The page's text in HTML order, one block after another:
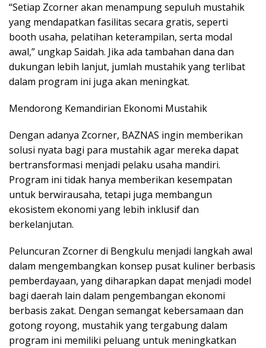
“Setiap Zcorner akan menampung sepuluh mustahik
yang mendapatkan fasilitas secara gratis, seperti
booth usaha, pelatihan keterampilan, serta modal
awal,” ungkap Saidah. Jika ada tambahan dana dan
dukungan lebih lanjut, jumlah mustahik yang terlibat
dalam program ini juga akan meningkat.
Mendorong Kemandirian Ekonomi Mustahik
Dengan adanya Zcorner, BAZNAS ingin memberikan
solusi nyata bagi para mustahik agar mereka dapat
bertransformasi menjadi pelaku usaha mandiri.
Program ini tidak hanya memberikan kesempatan
untuk berwirausaha, tetapi juga membangun
ekosistem ekonomi yang lebih inklusif dan
berkelanjutan.
Peluncuran Zcorner di Bengkulu menjadi langkah awal
dalam mengembangkan konsep pusat kuliner berbasis
pemberdayaan, yang diharapkan dapat menjadi model
bagi daerah lain dalam pengembangan ekonomi
berbasis zakat. Dengan semangat kebersamaan dan
gotong royong, mustahik yang tergabung dalam
program ini memiliki peluang untuk meningkatkan